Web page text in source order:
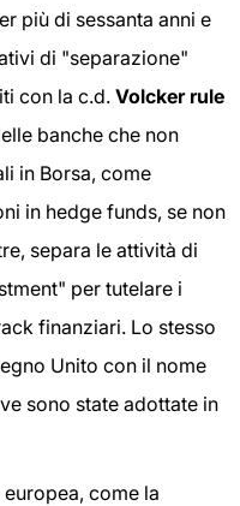
più di sessanta anni e
di "separazione"
con la c.d.Volcker rule
banche che non
in Borsa, come
in hedge funds, se non
separa le attività di
per tutelare i
finanziari. Lo stesso
Unito con il nome
sono state adottate in
come la